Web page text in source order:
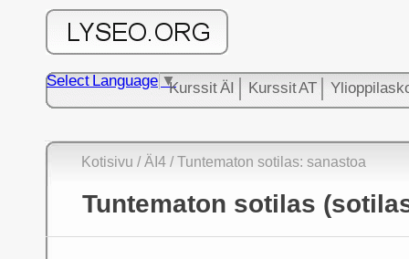
Kurssit ÄI Kurssit AT
Select Language ▼
Kotisivu /ÄI4 / Tuntematon sotilas: sanastoa
Tuntematon sotilas